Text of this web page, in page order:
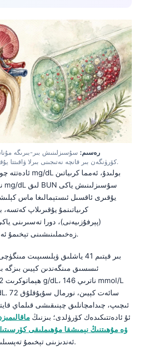
3-رەسىم: سۇسىزلىنىش بىر-بىرىگە
كۆرۈنگەن بىر قانچە نەتىجىنى بىرلا ۋاقىتتا يۇقىرى قىلىۋېتەلەيدۇ.
يۇقىرى ئاقسىل ئىستېمالىغا ماس
كرىياتىنمۇ يۇقىرىلاپ
(پېرفۇزىيەنى)، دورا تەسىرىنى
زەخىملىنىشىنى تېخىمۇ ئەستايىدىل ئويلايمىز.
ئىسسىق مىنگەندىن كېيىن بىزگە
ئىچىپ، چىدامچانلىق چېنىقىشى قىلماي
ئۇ ئادەتتىكىدەك كۆرۈلدى؛ بىزنىڭ
ۋە مۇھىتنىڭ نېمىشقا مۇھىملىقى
ئەندىزىنى تېخىمۇ تەپسىلىي يورۇتۇپ بېرىدۇ.